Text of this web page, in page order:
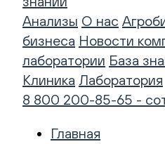
Анализы О нас
бизнеса Новости
лаборатории База
Клиника Лаборатория
8 800 200-85-65 -
Главная